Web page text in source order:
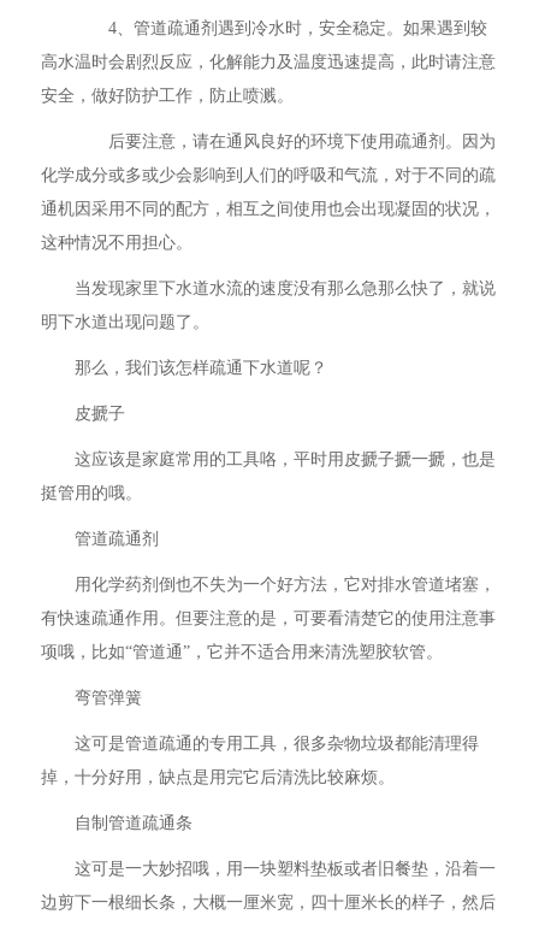
4、管道疏通剂遇到冷水时，安全稳定。如果遇到较
高水温时会剧烈反应，化解能力及温度迅速提高，此时请注意
安全，做好防护工作，防止喷溅。
后要注意，请在通风良好的环境下使用疏通剂。因为
化学成分或多或少会影响到人们的呼吸和气流，对于不同的疏
通机因采用不同的配方，相互之间使用也会出现凝固的状况，
这种情况不用担心。
当发现家里下水道水流的速度没有那么急那么快了，就说
明下水道出现问题了。
那么，我们该怎样疏通下水道呢？
皮搋子
这应该是家庭常用的工具咯，平时用皮搋子搋一搋，也是
挺管用的哦。
管道疏通剂
用化学药剂倒也不失为一个好方法，它对排水管道堵塞，
有快速疏通作用。但要注意的是，可要看清楚它的使用注意事
项哦，比如“管道通”，它并不适合用来清洗塑胶软管。
弯管弹簧
这可是管道疏通的专用工具，很多杂物垃圾都能清理得
掉，十分好用，缺点是用完它后清洗比较麻烦。
自制管道疏通条
这可是一大妙招哦，用一块塑料垫板或者旧餐垫，沿着一
边剪下一根细长条，大概一厘米宽，四十厘米长的样子，然后